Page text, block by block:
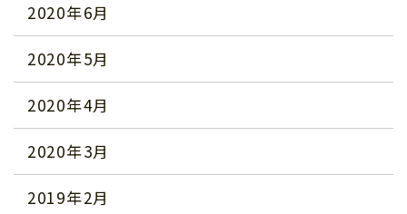
2020年6月
2020年5月
2020年4月
2020年3月
2019年2月